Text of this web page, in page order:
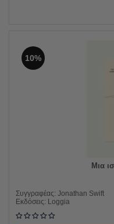
10%
Μια
Συγγραφέας: Jonathan Swift
Εκδόσεις: Loggia